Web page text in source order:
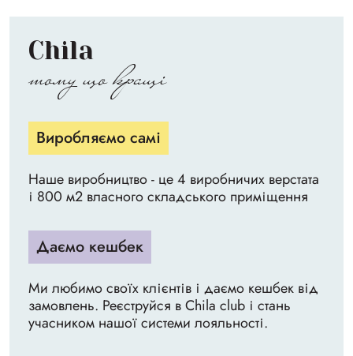
Chila
тому що кращі
Виробляємо самі
Наше виробництво - це 4 виробничих верстата
і 800 м2 власного складського приміщення
Даємо кешбек
Ми любимо своїх клієнтів і даємо кешбек від
замовлень. Реєструйся в Chila club і стань
учасником нашої системи лояльності.